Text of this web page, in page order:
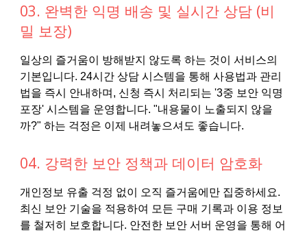
03. 완벽한 익명 배송 및 실시간 상담 (비
밀 보장)
일상의 즐거움이 방해받지 않도록 하는 것이 서비스의
기본입니다. 24시간 상담 시스템을 통해 사용법과 관리
법을 즉시 안내하며, 신청 즉시 처리되는 '3중 보안 익명
포장' 시스템을 운영합니다. "내용물이 노출되지 않을
까?" 하는 걱정은 이제 내려놓으셔도 좋습니다.
04. 강력한 보안 정책과 데이터 암호화
개인정보 유출 걱정 없이 오직 즐거움에만 집중하세요.
최신 보안 기술을 적용하여 모든 구매 기록과 이용 정보
를 철저히 보호합니다. 안전한 보안 서버 운영을 통해 어